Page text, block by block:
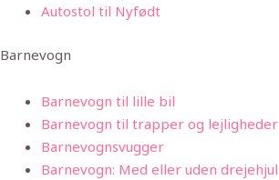
Autostol til Nyfødt
Barnevogn
Barnevogn til lille bil
Barnevogn til trapper og lejligheder
Barnevognsvugger
Barnevogn: Med eller uden drejehjul